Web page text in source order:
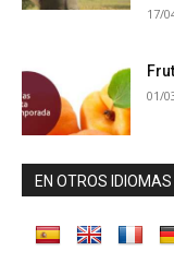
17/
01/
EN OTROS IDIOMAS